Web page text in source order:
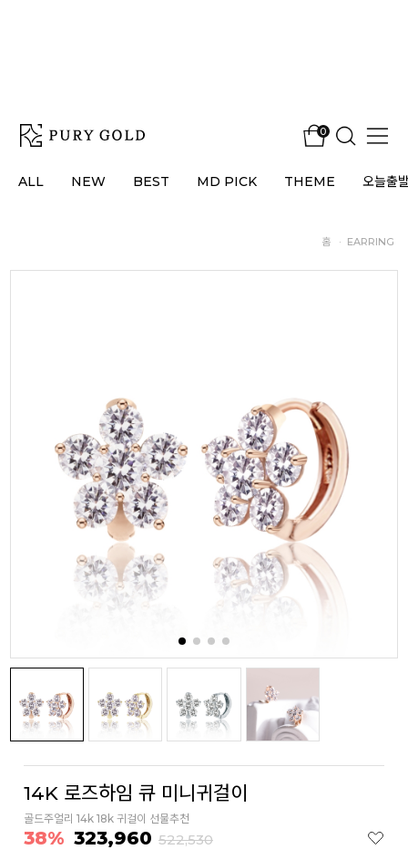
0
ALL NEW BEST MD PICK THEME 오늘출
홈 · EARRING
14K 로즈하임 큐 미니귀걸이
골드주얼리 14k 18k 귀걸이 선물추천
38% 323,960 522,530